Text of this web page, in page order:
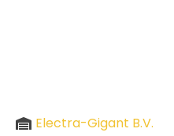
Electra-Gigant B.V.